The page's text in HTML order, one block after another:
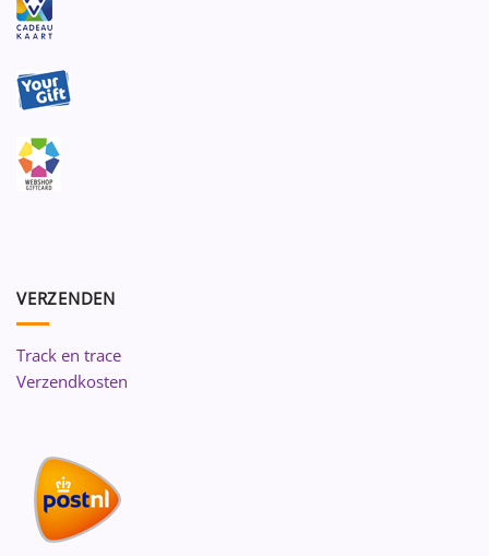
VERZENDEN
Track en trace
Verzendkosten